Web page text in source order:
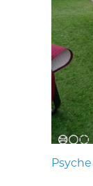
Psyche